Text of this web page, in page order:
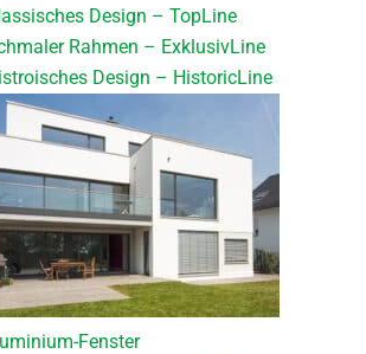
Design – TopLine
Rahmen – ExklusivLine
Design – HistoricLine
Fenster